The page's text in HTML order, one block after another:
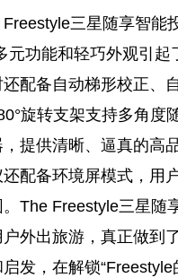
三星随享智能
元功能和轻巧外观引
配备自动梯形校正、
旋转支架支持多角度
提供清晰、逼真的高
配备环境屏模式，用
。The Freestyle三星随
外出旅游，真正做到
发，在解锁“Freestyle